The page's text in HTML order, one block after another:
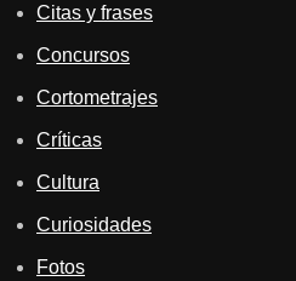
Citas y frases
Concursos
Cortometrajes
Críticas
Cultura
Curiosidades
Fotos